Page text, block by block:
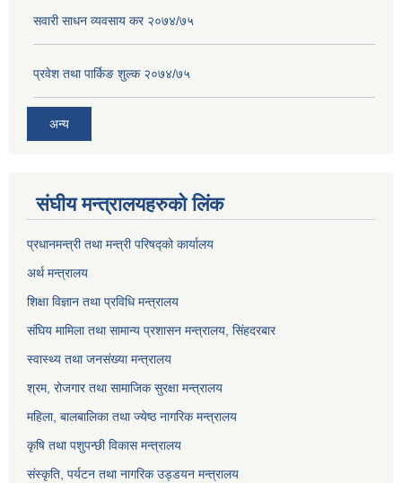
सवारी साधन व्यवसाय कर २०७४/७५
प्रवेश तथा पार्किङ शुल्क २०७४/७५
अन्य
संघीय मन्त्रालयहरुको लिंक
प्रधानमन्त्री तथा मन्त्री परिषद्को कार्यालय
अर्थ मन्त्रालय
शिक्षा विज्ञान तथा प्रविधि मन्त्रालय
संघिय मामिला तथा सामान्य प्रशासन मन्त्रालय, सिंहदरबार
स्वास्थ्य तथा जनसंख्या मन्त्रालय
श्रम, रोजगार तथा सामाजिक सुरक्षा मन्त्रालय
महिला, बालबालिका तथा ज्येष्ठ नागरिक मन्त्रालय
कृषि तथा पशुपन्छी विकास मन्त्रालय
संस्कृति, पर्यटन तथा नागरिक उड्डयन मन्त्रालय